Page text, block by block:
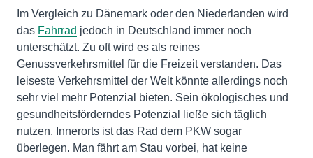
Im Vergleich zu Dänemark oder den Niederlanden wird
das Fahrrad jedoch in Deutschland immer noch
unterschätzt. Zu oft wird es als reines
Genussverkehrsmittel für die Freizeit verstanden. Das
leiseste Verkehrsmittel der Welt könnte allerdings noch
sehr viel mehr Potenzial bieten. Sein ökologisches und
gesundheitsförderndes Potenzial ließe sich täglich
nutzen. Innerorts ist das Rad dem PKW sogar
überlegen. Man fährt am Stau vorbei, hat keine